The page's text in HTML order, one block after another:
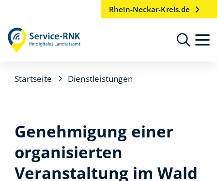
Rhein-Neckar-Kreis.de
Startseite Dienstleistungen
Genehmigung einer
organisierten
Veranstaltung im Wald